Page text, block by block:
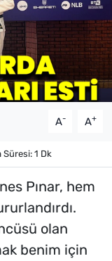
A- A+
Süresi: 1 Dk
Pınar, hem
olan
benim için